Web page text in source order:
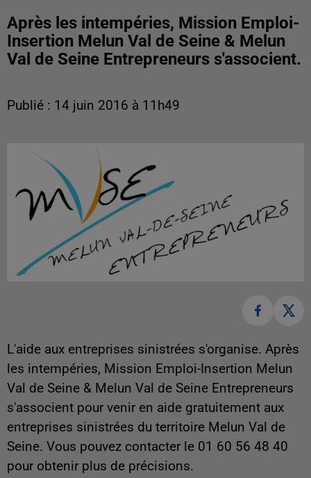
Après les intempéries, Mission Emploi-
Insertion Melun Val de Seine & Melun
Val de Seine Entrepreneurs s'associent.
Publié : 14 juin 2016 à 11h49
L'aide aux entreprises sinistrées s'organise. Après
les intempéries, Mission Emploi-Insertion Melun
Val de Seine & Melun Val de Seine Entrepreneurs
s'associent pour venir en aide gratuitement aux
entreprises sinistrées du territoire Melun Val de
Seine. Vous pouvez contacter le 01 60 56 48 40
pour obtenir plus de précisions.